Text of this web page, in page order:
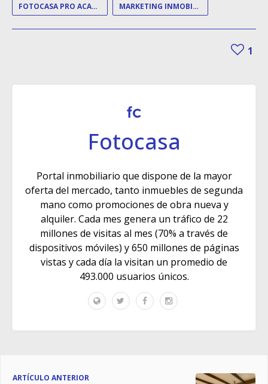
FOTOCASA PRO ACADEMY DAY MARKETING INMOBILIARIO
1
Fotocasa
Portal inmobiliario que dispone de la mayor
oferta del mercado, tanto inmuebles de segunda
mano como promociones de obra nueva y
alquiler. Cada mes genera un tráfico de 22
millones de visitas al mes (70% a través de
dispositivos móviles) y 650 millones de páginas
vistas y cada día la visitan un promedio de
493.000 usuarios únicos.
ARTÍCULO ANTERIOR